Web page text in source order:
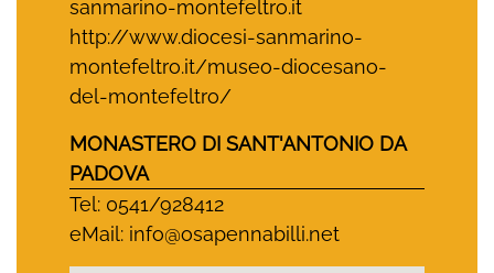
sanmarino-montefeltro.it
http://www.diocesi-sanmarino-
montefeltro.it/museo-diocesano-
del-montefeltro/
MONASTERO DI SANT'ANTONIO DA
PADOVA
Tel: 0541/928412
eMail: info@osapennabilli.net